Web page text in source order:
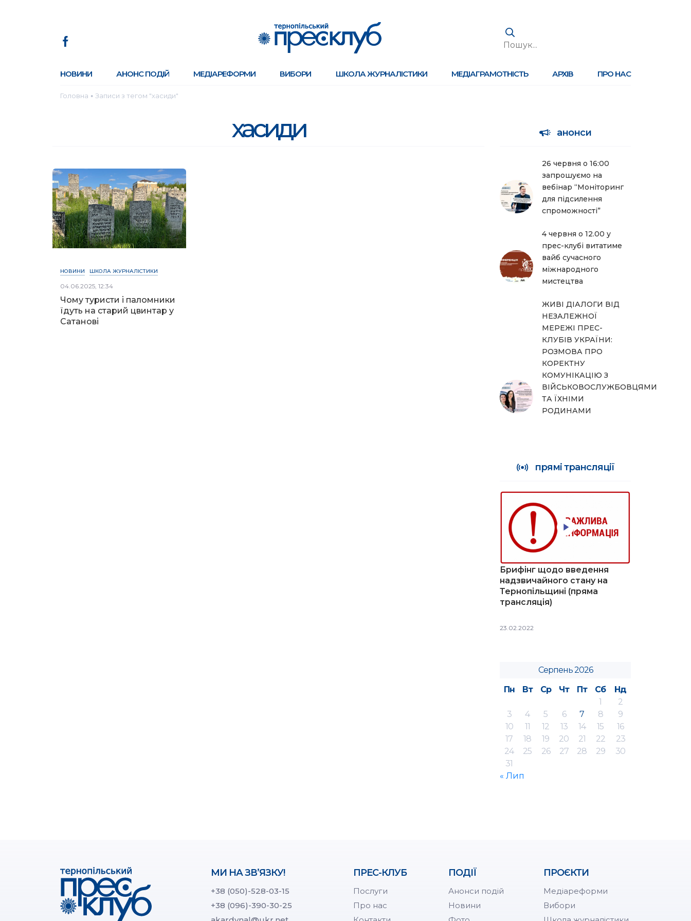
НОВИНИ АНОНС ПОДІЙ МЕДІАРЕФОРМИ ВИБОРИ ШКОЛА ЖУРНАЛІСТИКИ МЕДІАГРАМОТНІСТЬ АРХІВ ПРО НАС
Головна ● Записи з тегом "хасиди"
хасиди
НОВИНИ ШКОЛА ЖУРНАЛІСТИКИ
04.06.2025, 12:34
Чому туристи і паломники
їдуть на старий цвинтар у
Сатанові
анонси
26 червня о 16:00
запрошуємо на
вебінар “Моніторинг
для підсилення
спроможності”
4 червня о 12.00 у
прес-клубі витатиме
вайб сучасного
міжнародного
мистецтва
ЖИВІ ДІАЛОГИ ВІД
НЕЗАЛЕЖНОЇ
МЕРЕЖІ ПРЕС-
КЛУБІВ УКРАЇНИ:
РОЗМОВА ПРО
КОРЕКТНУ
КОМУНІКАЦІЮ З
ВІЙСЬКОВОСЛУЖБОВЦЯМИ
ТА ЇХНІМИ
РОДИНАМИ
прямі трансляції
Брифінг щодо введення
надзвичайного стану на
Тернопільщині (пряма
трансляція)
23.02.2022
Серпень 2026
Пн
Вт Ср Чт Пт Сб
Нд
1
2
3
4 5 6 7 8
9
10
11 12 13 14 15
16
17
18 19 20 21 22
23
24
25 26 27 28 29
30
31
« Лип
МИ НА ЗВ’ЯЗКУ!
+38 (050)-528-03-15
+38 (096)-390-30-25
ПРЕС-КЛУБ
Послуги
Про нас
ПОДІЇ
Анонси подій
Новини
ПРОЄКТИ
Медіареформи
Вибори